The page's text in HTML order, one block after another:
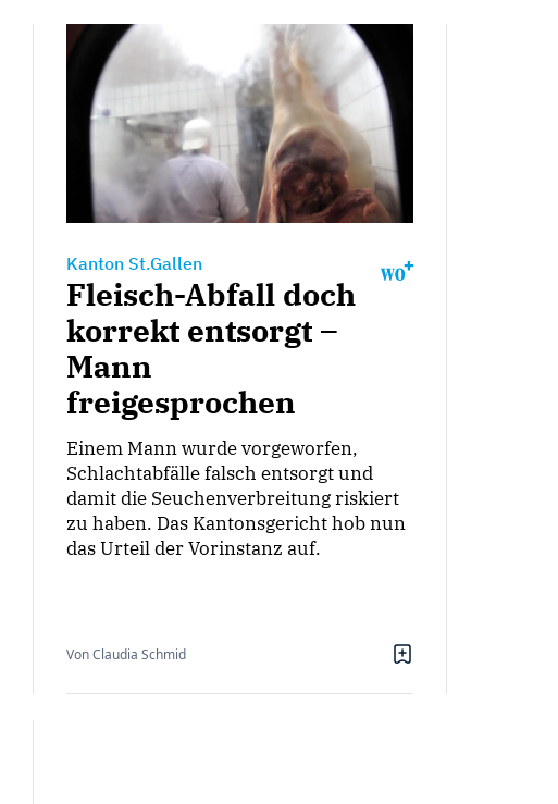
Kanton St.Gallen
Fleisch-Abfall doch
korrekt entsorgt –
Mann
freigesprochen
Einem Mann wurde vorgeworfen,
Schlachtabfälle falsch entsorgt und
damit die Seuchenverbreitung riskiert
zu haben. Das Kantonsgericht hob nun
das Urteil der Vorinstanz auf.
Von Claudia Schmid